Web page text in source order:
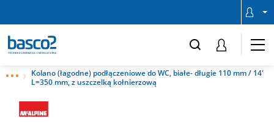
Kolano (łagodne) podłączeniowe do WC, białe- długie 110 mm / 14'
L=350 mm, z uszczelką kołnierzową